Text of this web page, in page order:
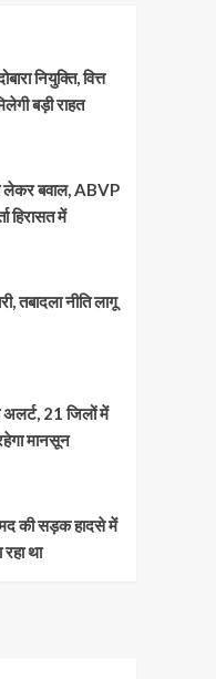
नियुक्ति, वित्त
बड़ी राहत
लेकर बवाल, ABVP
हिरासत में
तबादला नीति लागू
अलर्ट, 21 जिलों में
मानसून
की सड़क हादसे में
था